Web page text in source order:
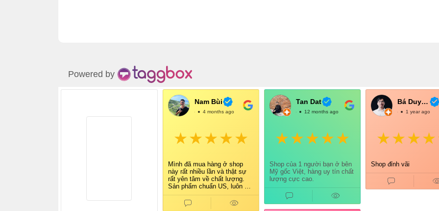
Powered by
Nam Bùi
@NamBùi4 months ago
Mình đã mua hàng ở shop
này rất nhiều lần và thật sự
rất yên tâm về chất lượng.
Sản phẩm chuẩn US, luôn có
tem tag đầy đủ, rõ ràng nên
mình cực kỳ tin tưởng.
Shop tư vấn nhiệt tình, giao
Tan Dat
@TanDat12 months ago
Shop của 1 người bạn ở bên
Mỹ gốc Việt, hàng uy tín chất
lượng cực cao.
Bá Duy Võ
@BáDuyVõ1 year ago
Shop đỉnh vãi